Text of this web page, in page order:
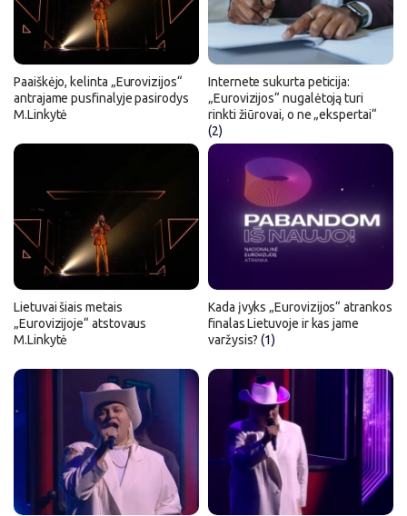
Paaiškėjo, kelinta „Eurovizijos“
antrajame pusfinalyje pasirodys
M.Linkytė
Internete sukurta peticija:
„Eurovizijos“ nugalėtoją turi
rinkti žiūrovai, o ne „ekspertai“
(2)
Lietuvai šiais metais
„Eurovizijoje“ atstovaus
M.Linkytė
Kada įvyks „Eurovizijos“ atrankos
finalas Lietuvoje ir kas jame
varžysis?(1)